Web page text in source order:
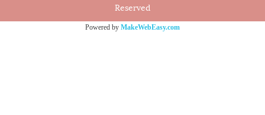
Reserved
Powered by MakeWebEasy.com